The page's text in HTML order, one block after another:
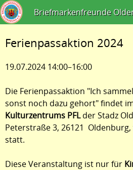
Briefmarkenfreunde
Ferienpassaktion 2024
19.07.2024 14:00–16:00
Die Ferienpassaktion "Ich
sonst noch dazu gehort" findet
Kulturzentrums PFLder Stadz
Peterstraße 3, 26121
statt.
Diese Veranstaltung ist nur für